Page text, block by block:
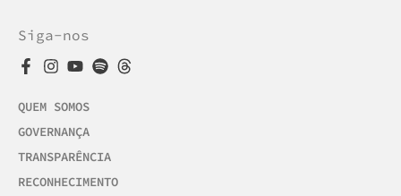
Siga-nos
QUEM SOMOS
GOVERNANÇA
TRANSPARÊNCIA
RECONHECIMENTO